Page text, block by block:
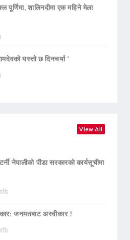
शालिनदीमा एक महिने मेला
यस्ताे छ दिनचर्या ’
View All
नेपालीको पीडा सरकारको कार्यसूचीमा
जनमतबाट अस्वीकार !